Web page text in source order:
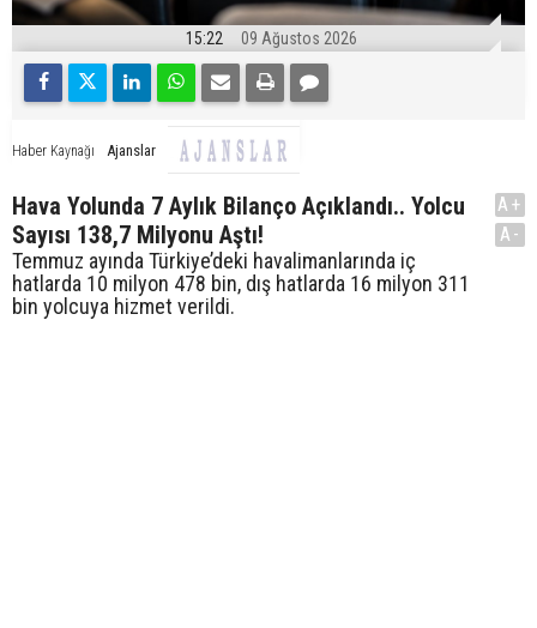
15:22 09 Ağustos 2026
Haber Kaynağı Ajanslar
Hava Yolunda 7 Aylık Bilanço Açıklandı.. Yolcu
Sayısı 138,7 Milyonu Aştı!
Temmuz ayında Türkiye’deki havalimanlarında iç
hatlarda 10 milyon 478 bin, dış hatlarda 16 milyon 311
bin yolcuya hizmet verildi.
A+
A-